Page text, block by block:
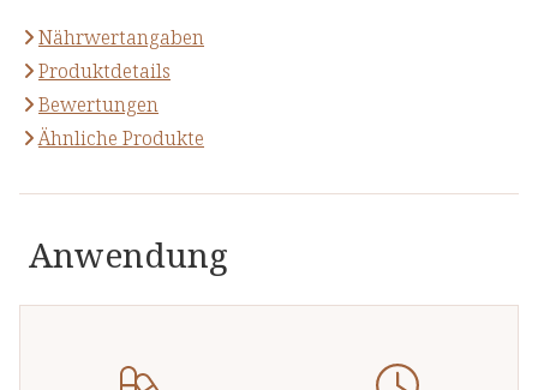
Nährwertangaben
Produktdetails
Bewertungen
Ähnliche Produkte
Anwendung